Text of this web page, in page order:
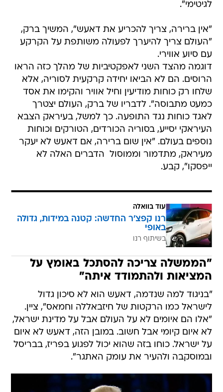
לגיטימי".
"אין ברירה, צריך להכריע את דאעש", המשיך ברק,
"העולם צריך להיערך לפעולה משותפת על הקרקע
עם סיוע אווירי.
דוגמה מהצד השני לאפקטיביות של מהלך כזה הראו
הרוסים. הם לא הביאו יחידה קרקעית לסוריה, אלא
שלחו רק כוחות מודיעין וחיל אוויר והקימו את אסד
כמעט מתבוסה". לדבריו של ברק, העולם יצטרך
לאגד כוחות נגד התופעה. כך למשל, בעיראק הצבא
העיראקי יסייע, בסוריה הכורדים, הטורקים וכוחות
נוספים בעולם. "אין שום ברירה, אם דאעש לא יעקר
מעיראק, מתדמור וממוסול  הדברים האלה לא
ייפסקו", קבע.
עוד בוואלה
רנו קפצ'ר החדשה: קטנה במידות, גדולה
באופי
בשיתוף רנו
"הממשלה צריכה להסתכל באומץ על
המציאות ולהתמודד איתה"
"בניגוד למה שנדמה, דאעש הוא לא סיכון גדול
לישראל כמו הרקטות של חיזבאללה וחמאס", ציין.
"אלו הם איומים לא על העולם אבל על מדינת ישראל,
לא איום קיומי אבל חשוב. במובן הזה, דאעש לא איום
על ישראל. כוחו בזה שהוא יכול לפגוע בפריז, בבריסל
ובמוסקבה ולהעיר את עומק האתגר".